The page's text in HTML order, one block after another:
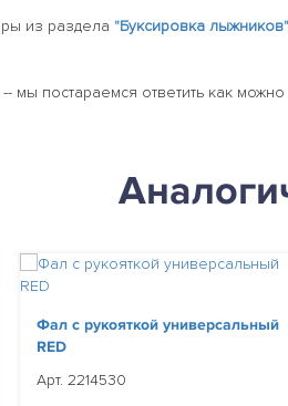
из раздела "Буксировка лыжников"
-- мы постараемся ответить как
Фал с рукояткой универсальный
RED
Арт. 2214530